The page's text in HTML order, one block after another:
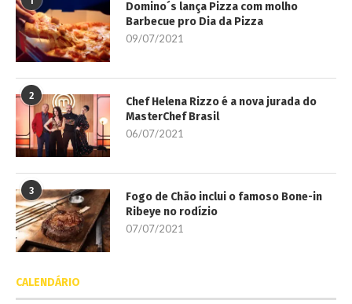
Domino´s lança Pizza com molho
Barbecue pro Dia da Pizza
09/07/2021
2
Chef Helena Rizzo é a nova jurada do
MasterChef Brasil
06/07/2021
3
Fogo de Chão inclui o famoso Bone-in
Ribeye no rodízio
07/07/2021
CALENDÁRIO